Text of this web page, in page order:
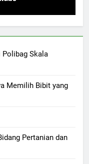
Skala
Memilih Bibit yang
Pertanian dan